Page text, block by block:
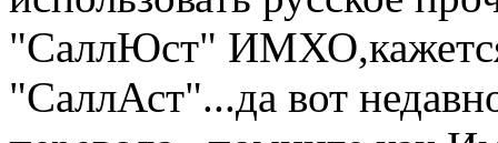
"СаллЮст"
"СаллАст"...да вот